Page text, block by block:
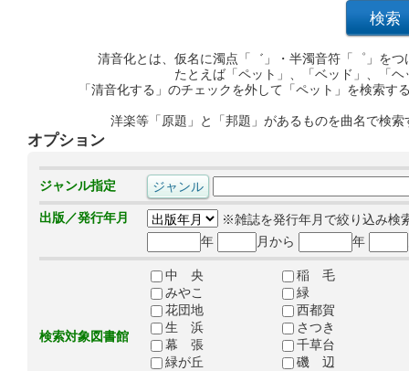
清音化とは、仮名に濁点「゛」・半濁音符「゜」を
たとえば「ペット」、「ベッド」、「
「清音化する」のチェックを外して「ペット」を検索
洋楽等「原題」と「邦題」があるものを曲名で検
オプション
ジャンル指定
出版／発行年月
※雑誌を発行年月で絞り込み検
年
月から 年
検索対象図書館
中 央
稲 毛
みやこ
緑
花団地
西都賀
生 浜
さつき
幕 張
千草台
緑が丘
磯 辺